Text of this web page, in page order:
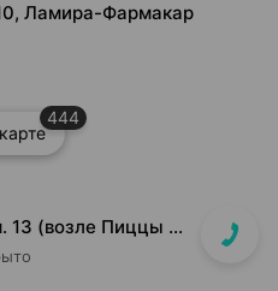
Ламира-Фармакар
444
ул. Маяковского, д. 10, пом. 13 (возле Пиццы Мании)